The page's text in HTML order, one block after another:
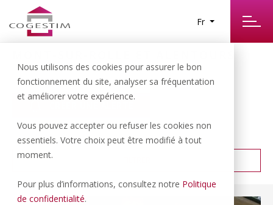
Nous utilisons des cookies pour assurer le bon
fonctionnement du site, analyser sa fréquentation
et améliorer votre expérience.
Vous pouvez accepter ou refuser les cookies non
essentiels. Votre choix peut être modifié à tout
moment.
Pour plus d’informations, consultez notre Politique
de confidentialité.
Fr
17RÉSULTATS TROUVÉS
CRÉER UNE ALERTE
TRIER PAR : PRIX CROISSANT